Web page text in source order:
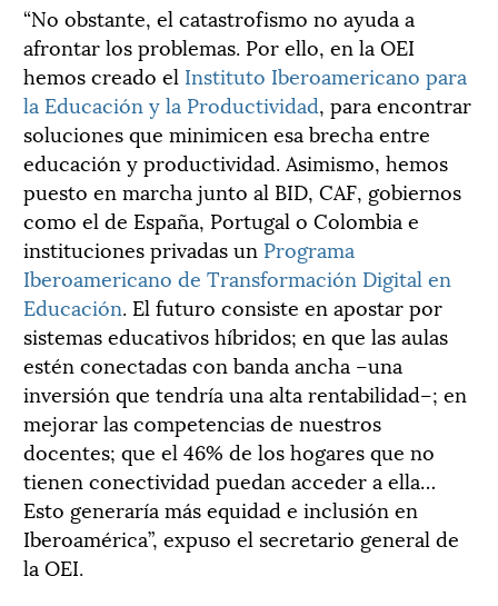
“No obstante, el catastrofismo no ayuda a
afrontar los problemas. Por ello, en la OEI
hemos creado el Instituto Iberoamericano para
la Educación y la Productividad, para encontrar
soluciones que minimicen esa brecha entre
educación y productividad. Asimismo, hemos
puesto en marcha junto al BID, CAF, gobiernos
como el de España, Portugal o Colombia e
instituciones privadas un Programa
Iberoamericano de Transformación Digital en
Educación. El futuro consiste en apostar por
sistemas educativos híbridos; en que las aulas
estén conectadas con banda ancha –una
inversión que tendría una alta rentabilidad–; en
mejorar las competencias de nuestros
docentes; que el 46% de los hogares que no
tienen conectividad puedan acceder a ella…
Esto generaría más equidad e inclusión en
Iberoamérica”, expuso el secretario general de
la OEI.